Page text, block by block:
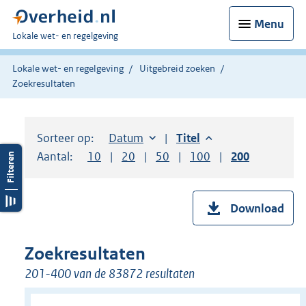
Menu
U
bent
hier:
Lokale wet- en regelgeving
Lokale wet- en regelgeving
Uitgebreid zoeken
Zoekresultaten
Sorteer op: Sorteer op:
Datum aflopendSorteer op:
Titel aflopend
Aantal:
Toon
10 resultaten per pagina
Toon
20 resultaten per pagina
Toon
50 resultaten per pagina
Toon
100 resultaten per
Toon
200
Download
Zoekresultaten
201-400 van de 83872 resultaten